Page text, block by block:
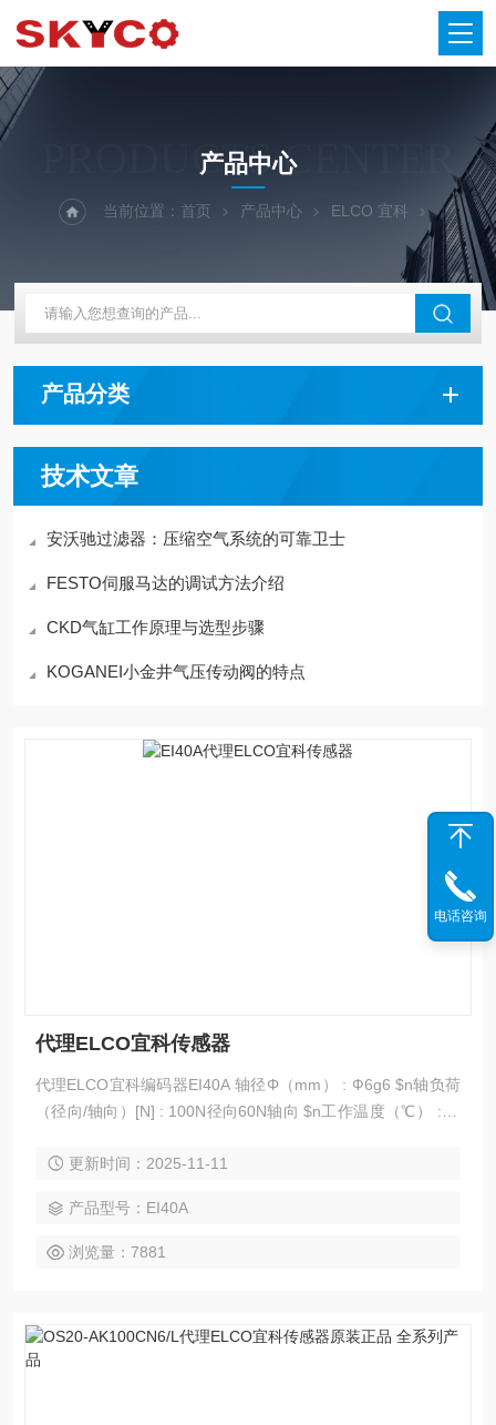
PRODUCTS CENTER
产品中心
当前位置： 首页 产品中心 ELCO 宜科
产品分类
技术文章
安沃驰过滤器：压缩空气系统的可靠卫士
FESTO伺服马达的调试方法介绍
CKD气缸工作原理与选型步骤
KOGANEI小金井气压传动阀的特点
代理ELCO宜科传感器
代理ELCO宜科编码器EI40A 轴径Φ（mm） : Ф6g6 $n轴负荷
（径向/轴向）[N] : 100N径向60N轴向 $n工作温度（℃） : -2
更新时间：2025-11-11
产品型号：EI40A
浏览量：7881
电话咨询